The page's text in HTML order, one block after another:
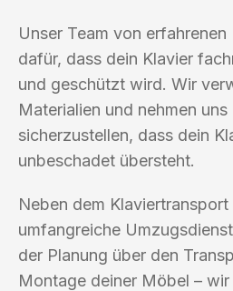
Unser Team von
dafür, dass dein Klavier
und geschützt wird. Wir
Materialien und nehmen
sicherzustellen, dass dein
unbeschadet übersteht.
Neben dem
umfangreiche
der Planung über den
Montage deiner Möbel – wir